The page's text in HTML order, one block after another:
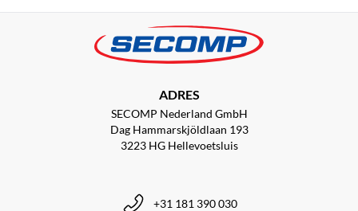
ADRES
SECOMP Nederland GmbH
Dag Hammarskjöldlaan 193
3223 HG Hellevoetsluis
+31 181 390 030